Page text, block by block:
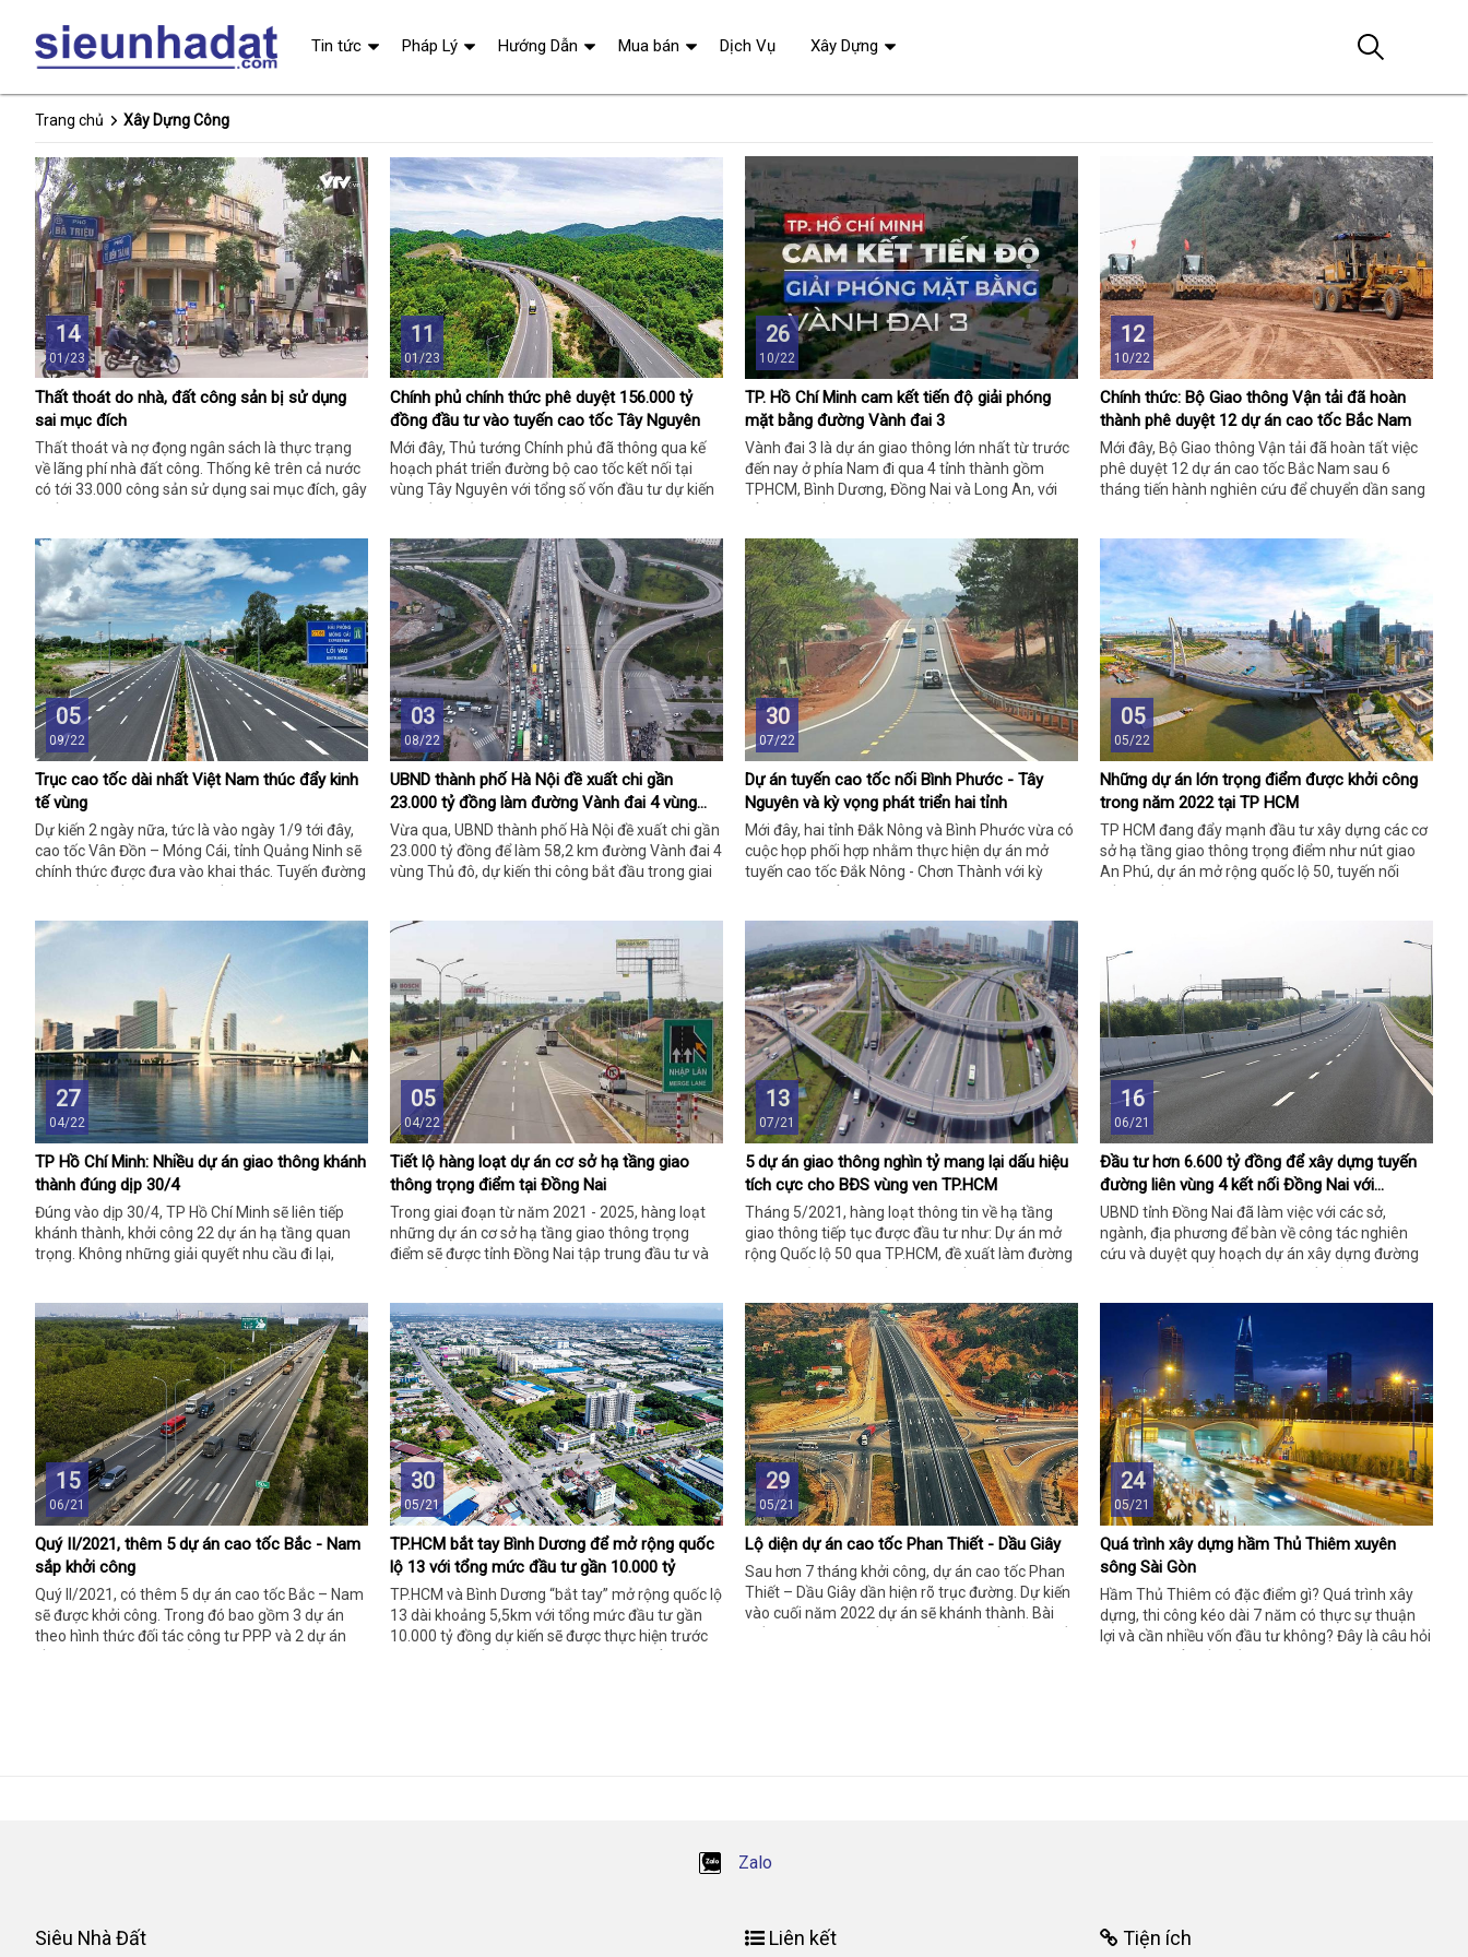
Trang chủ Xây Dựng Công
14
01/23
Thất thoát do nhà, đất công sản bị sử dụng
sai mục đích
Thất thoát và nợ đọng ngân sách là thực trạng
về lãng phí nhà đất công. Thống kê trên cả nước
có tới 33.000 công sản sử dụng sai mục đích, gây
11
01/23
Chính phủ chính thức phê duyệt 156.000 tỷ
đồng đầu tư vào tuyến cao tốc Tây Nguyên
Mới đây, Thủ tướng Chính phủ đã thông qua kế
hoạch phát triển đường bộ cao tốc kết nối tại
vùng Tây Nguyên với tổng số vốn đầu tư dự kiến
26
10/22
TP. Hồ Chí Minh cam kết tiến độ giải phóng
mặt bằng đường Vành đai 3
Vành đai 3 là dự án giao thông lớn nhất từ trước
đến nay ở phía Nam đi qua 4 tỉnh thành gồm
TPHCM, Bình Dương, Đồng Nai và Long An, với
Môn, Củ Chi, Bình Chánh, với quy mô giải phóng
mặt bằng lên tới hơn 2300 hộ dân.
12
10/22
Chính thức: Bộ Giao thông Vận tải đã hoàn
thành phê duyệt 12 dự án cao tốc Bắc Nam
Mới đây, Bộ Giao thông Vận tải đã hoàn tất việc
phê duyệt 12 dự án cao tốc Bắc Nam sau 6
tháng tiến hành nghiên cứu để chuyển dần sang
05
09/22
Trục cao tốc dài nhất Việt Nam thúc đẩy kinh
tế vùng
Dự kiến 2 ngày nữa, tức là vào ngày 1/9 tới đây,
cao tốc Vân Đồn – Móng Cái, tỉnh Quảng Ninh sẽ
chính thức được đưa vào khai thác. Tuyến đường
trục cao tốc dài nhất Việt Nam với gần 600km.
03
08/22
UBND thành phố Hà Nội đề xuất chi gần
23.000 tỷ đồng làm đường Vành đai 4 vùng
Thủ đô
Vừa qua, UBND thành phố Hà Nội đề xuất chi gần
23.000 tỷ đồng để làm 58,2 km đường Vành đai 4
vùng Thủ đô, dự kiến thi công bắt đầu trong giai
30
07/22
Dự án tuyến cao tốc nối Bình Phước - Tây
Nguyên và kỳ vọng phát triển hai tỉnh
Mới đây, hai tỉnh Đắk Nông và Bình Phước vừa có
cuộc họp phối hợp nhằm thực hiện dự án mở
tuyến cao tốc Đắk Nông - Chơn Thành với kỳ
05
05/22
Những dự án lớn trọng điểm được khởi công
trong năm 2022 tại TP HCM
TP HCM đang đẩy mạnh đầu tư xây dựng các cơ
sở hạ tầng giao thông trọng điểm như nút giao
An Phú, dự án mở rộng quốc lộ 50, tuyến nối
27
04/22
TP Hồ Chí Minh: Nhiều dự án giao thông khánh
thành đúng dịp 30/4
Đúng vào dịp 30/4, TP Hồ Chí Minh sẽ liên tiếp
khánh thành, khởi công 22 dự án hạ tầng quan
trọng. Không những giải quyết nhu cầu đi lại,
khang trang hơn rất nhiều.
05
04/22
Tiết lộ hàng loạt dự án cơ sở hạ tầng giao
thông trọng điểm tại Đồng Nai
Trong giai đoạn từ năm 2021 - 2025, hàng loạt
những dự án cơ sở hạ tầng giao thông trọng
điểm sẽ được tỉnh Đồng Nai tập trung đầu tư và
13
07/21
5 dự án giao thông nghìn tỷ mang lại dấu hiệu
tích cực cho BĐS vùng ven TP.HCM
Tháng 5/2021, hàng loạt thông tin về hạ tầng
giao thông tiếp tục được đầu tư như: Dự án mở
rộng Quốc lộ 50 qua TP.HCM, đề xuất làm đường
đã mang lại dấu hiệu tích cực cho BĐS vùng ven
TP.HCM.
16
06/21
Đầu tư hơn 6.600 tỷ đồng để xây dựng tuyến
đường liên vùng 4 kết nối Đồng Nai với
TP.HCM
UBND tỉnh Đồng Nai đã làm việc với các sở,
ngành, địa phương để bàn về công tác nghiên
cứu và duyệt quy hoạch dự án xây dựng đường
Thành, Quốc lộ 1 và đường liên tỉnh 769.
15
06/21
Quý II/2021, thêm 5 dự án cao tốc Bắc - Nam
sắp khởi công
Quý II/2021, có thêm 5 dự án cao tốc Bắc – Nam
sẽ được khởi công. Trong đó bao gồm 3 dự án
theo hình thức đối tác công tư PPP và 2 dự án
30
05/21
TP.HCM bắt tay Bình Dương để mở rộng quốc
lộ 13 với tổng mức đầu tư gần 10.000 tỷ
TP.HCM và Bình Dương “bắt tay” mở rộng quốc lộ
13 dài khoảng 5,5km với tổng mức đầu tư gần
10.000 tỷ đồng dự kiến sẽ được thực hiện trước
29
05/21
Lộ diện dự án cao tốc Phan Thiết - Dầu Giây
Sau hơn 7 tháng khởi công, dự án cao tốc Phan
Thiết – Dầu Giây dần hiện rõ trục đường. Dự kiến
vào cuối năm 2022 dự án sẽ khánh thành. Bài
24
05/21
Quá trình xây dựng hầm Thủ Thiêm xuyên
sông Sài Gòn
Hầm Thủ Thiêm có đặc điểm gì? Quá trình xây
dựng, thi công kéo dài 7 năm có thực sự thuận
lợi và cần nhiều vốn đầu tư không? Đây là câu hỏi
Tin tức Pháp Lý Hướng Dẫn Mua bán Dịch Vụ Xây Dựng
Zalo
Siêu Nhà Đất Liên kết Tiện ích